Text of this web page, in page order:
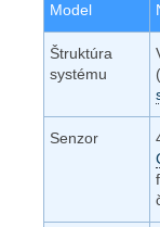
Model
Štruktúra
systému
(
Senzor